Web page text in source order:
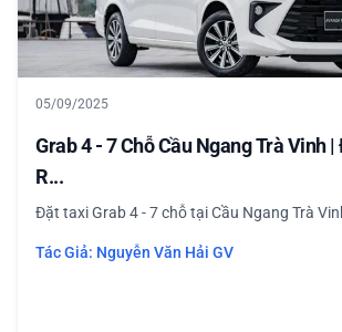
05/09/2025
Grab 4 - 7 Chỗ Cầu Ngang Trà Vinh
R...
Đặt taxi Grab 4 - 7 chỗ tại Cầu Ngang Trà
Tác Giả: Nguyễn Văn Hải GV